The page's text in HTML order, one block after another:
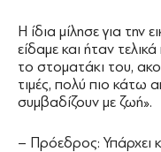
Η ίδια μίλησε για την
είδαμε και ήταν
το στοματάκι του,
τιμές, πολύ πιο κάτω
συμβαδίζουν με ζωή».
– Πρόεδρος: Υπάρχει